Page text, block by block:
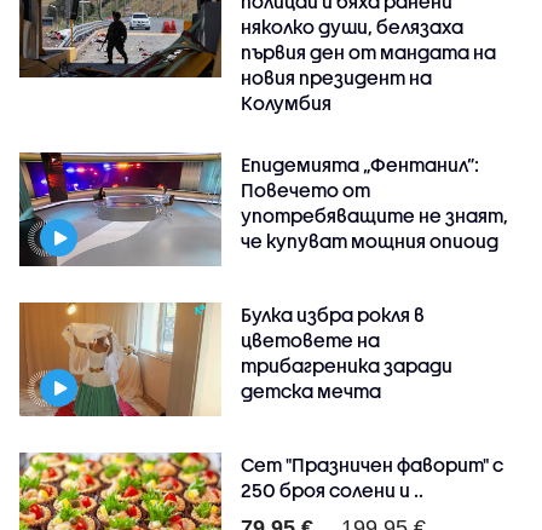
няколко души, белязаха
първия ден от мандата на
новия президент на
Колумбия
Епидемията „Фентанил”:
Повечето от
употребяващите не знаят,
че купуват мощния опиоид
Булка избра рокля в
цветовете на
трибагреника заради
детска мечта
Сет "Празничен фаворит" с
250 броя солени и ..